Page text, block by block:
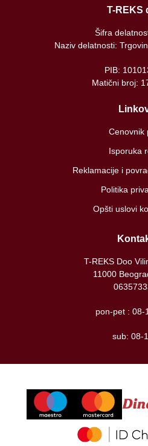
T-REKS
Šifra
Naziv delatnosti:
PIB:
Matični broj:
Cenovnik
Isporuka
Reklamacije i
Politika
Opšti uslovi
T-REKS Doo
11000
pon-pet : 08-
sub: 08-